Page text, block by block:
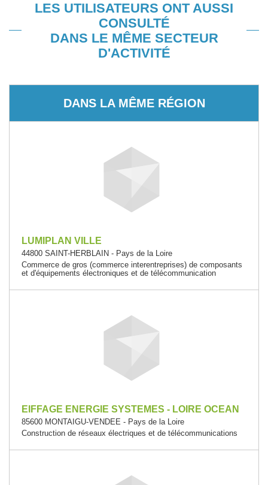
LES UTILISATEURS ONT AUSSI
CONSULTÉ
DANS LE MÊME SECTEUR
D'ACTIVITÉ
DANS LA MÊME RÉGION
LUMIPLAN VILLE
44800 SAINT-HERBLAIN - Pays de la Loire
Commerce de gros (commerce interentreprises) de composants
et d'équipements électroniques et de télécommunication
EIFFAGE ENERGIE SYSTEMES - LOIRE OCEAN
85600 MONTAIGU-VENDEE - Pays de la Loire
Construction de réseaux électriques et de télécommunications